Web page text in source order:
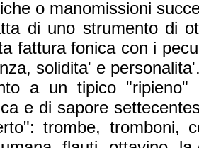
o manomissioni
di uno strumento di
fattura fonica con i
solidita' e
a un tipico "ripieno"
e di sapore
trombe, tromboni,